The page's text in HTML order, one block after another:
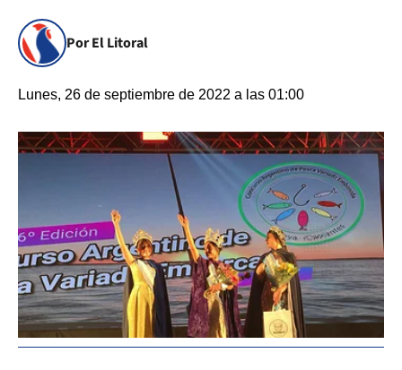
Por El Litoral
Lunes, 26 de septiembre de 2022 a las 01:00